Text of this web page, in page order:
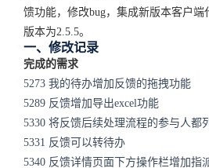
馈功能，修改bug，集成新版本客户端
版本为2.5.5。
一、修改记录
完成的需求
5273 我的待办增加反馈的拖拽功能
5289 反馈增加导出excel功能
5330 将反馈后续处理流程的参与人都
5331 反馈可以转待办
5340 反馈详情页面下方操作栏增加指